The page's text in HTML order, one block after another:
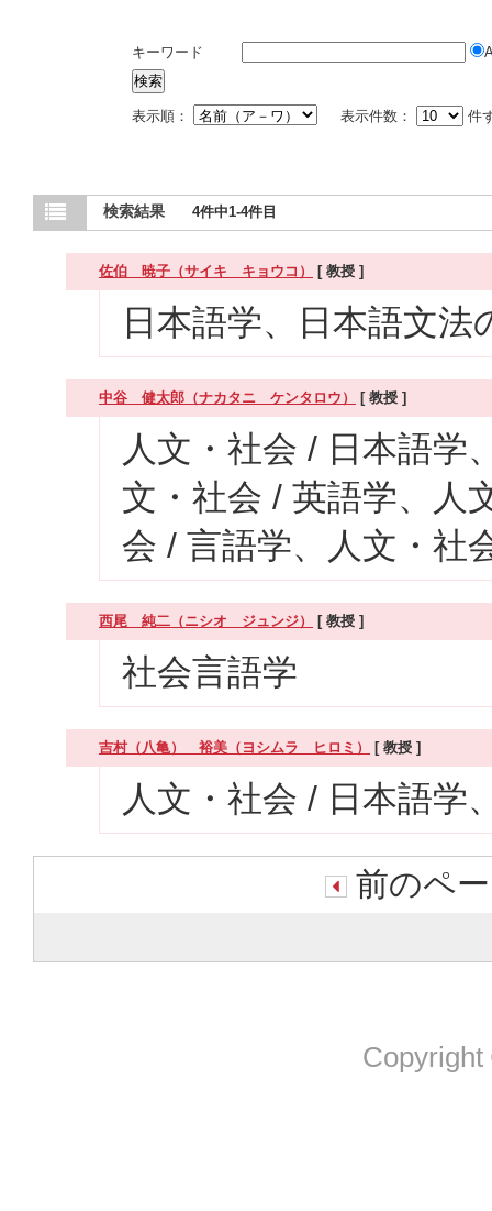
キーワード
表示順： 表示件数： 件
検索結果 4件中1-4件目
佐伯 暁子（サイキ キョウコ） [ 教授 ]
日本語学、日本語文
中谷 健太郎（ナカタニ ケンタロウ） [ 教授 ]
人文・社会 / 日本語学
文・社会 / 英語学、人
会 / 言語学、人文・社
西尾 純二（ニシオ ジュンジ） [ 教授 ]
社会言語学
吉村（八亀） 裕美（ヨシムラ ヒロミ） [ 教授 ]
人文・社会 / 日本語学
前のペ